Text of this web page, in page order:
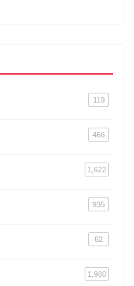
119
466
1,622
935
62
1,980